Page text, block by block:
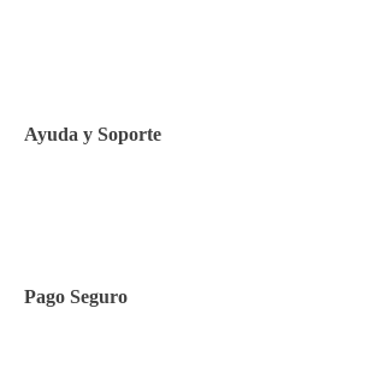
Ayuda y Soporte
Pago Seguro